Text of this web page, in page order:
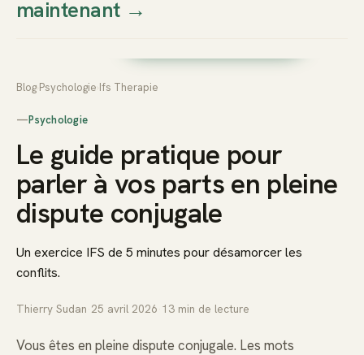
Thierry
Prendre rendez-vous dès
maintenant→
Blog Psychologie Ifs Therapie
—Psychologie
Le guide pratique pour
parler à vos parts en pleine
dispute conjugale
Un exercice IFS de 5 minutes pour désamorcer les
conflits.
Thierry Sudan 25 avril 2026 13 min de lecture
Vous êtes en pleine dispute conjugale. Les mots